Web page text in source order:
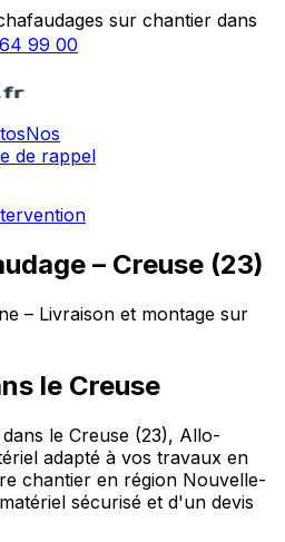
sur chantier dans
99 00
Nos
de rappel
– Creuse (23)
– Livraison et montage sur
le Creuse
le Creuse (23), Allo-
adapté à vos travaux en
chantier en région Nouvelle-
sécurisé et d'un devis